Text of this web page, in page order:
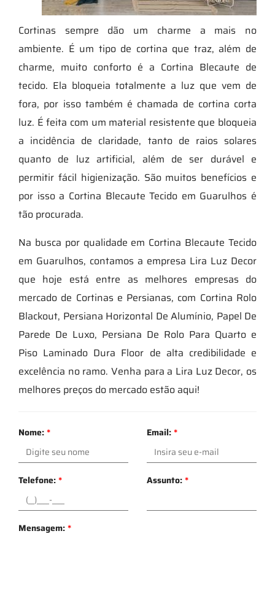
Cortinas sempre dão um charme a mais no
ambiente. É um tipo de cortina que traz, além de
charme, muito conforto é a Cortina Blecaute de
tecido. Ela bloqueia totalmente a luz que vem de
fora, por isso também é chamada de cortina corta
luz. É feita com um material resistente que bloqueia
a incidência de claridade, tanto de raios solares
quanto de luz artificial, além de ser durável e
permitir fácil higienização. São muitos benefícios e
por isso a Cortina Blecaute Tecido em Guarulhos é
tão procurada.
Na busca por qualidade em Cortina Blecaute Tecido
em Guarulhos, contamos a empresa Lira Luz Decor
que hoje está entre as melhores empresas do
mercado de Cortinas e Persianas, com Cortina Rolo
Blackout, Persiana Horizontal De Alumínio, Papel De
Parede De Luxo, Persiana De Rolo Para Quarto e
Piso Laminado Dura Floor de alta credibilidade e
excelência no ramo. Venha para a Lira Luz Decor, os
melhores preços do mercado estão aqui!
Nome:* Email:*
Telefone:* Assunto:*
Mensagem:*